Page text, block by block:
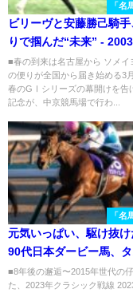
「名
ビリーヴと安藤勝己騎手
りで掴んだ“未来” -
宮記念
■春の到来は名古屋から ソメイ
の便りが全国から届き始める3
春のGⅠシリーズの幕開けを告
記念が、中京競馬場で行わ...
「名
元気いっぱい、駆け抜
90代日本ダービー馬、
エーラの引退に寄せて
■8年後の邂逅〜2015年世代の
た、2023年クラシック戦線